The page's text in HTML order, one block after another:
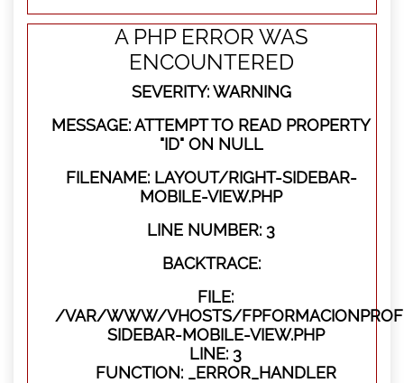
A PHP ERROR WAS
ENCOUNTERED
SEVERITY: WARNING
MESSAGE: ATTEMPT TO READ PROPERTY
"ID" ON NULL
FILENAME: LAYOUT/RIGHT-SIDEBAR-
MOBILE-VIEW.PHP
LINE NUMBER: 3
BACKTRACE:
FILE:
/VAR/WWW/VHOSTS/
SIDEBAR-MOBILE-VIEW.PHP
LINE: 3
FUNCTION: _ERROR_HANDLER